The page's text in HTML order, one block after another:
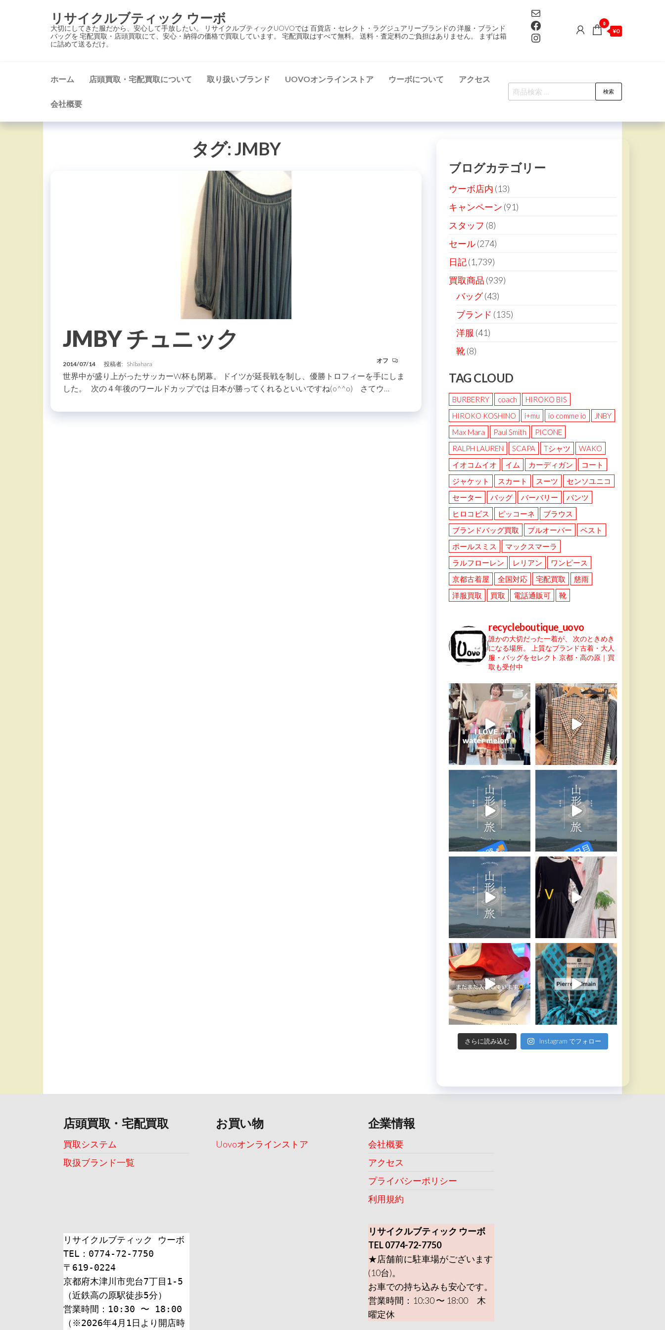
リサイクルブティック ウーボ
大切にしてきた服だから、安心して手放したい。 リサイクルブティックUOVOでは 百貨店・セレクト・ラグジュアリーブランドの 洋服・ブランド
バッグを 宅配買取・店頭買取にて、安心・納得の価格で買取しています。 宅配買取はすべて無料。 送料・査定料のご負担はありません。 まずは箱
に詰めて送るだけ。
Mail
Facebook
Instagram
0
¥0
ホーム 店頭買取・宅配買取について 取り扱いブランド UOVOオンラインストア ウーボについて アクセス
会社概要
検
索
検索
タグ:JMBY
JMBY チュニック
2014/07/14 投稿者: Shibahara オフ
世界中が盛り上がったサッカーW杯も閉幕。 ドイツが延長戦を制し、優勝トロフィーを手にしま
した。 次の４年後のワールドカップでは 日本が勝ってくれるといいですね(o^^o) さてウ…
ブログカテゴリー
ウーボ店内 (13)
キャンペーン (91)
スタッフ (8)
セール(274)
日記(1,739)
買取商品 (939)
バッグ(43)
ブランド (135)
洋服 (41)
靴(8)
TAG CLOUD
BURBERRY coach
HIROKO BIS
HIROKO KOSHINO
i+mu io comme io
JNBY
Max Mara
Paul Smith
PICONE
RALPH LAUREN
SCAPA Tシャツ
WAKO
イオコムイオ
イム カーディガン
コート
ジャケット
スカート スーツ
センソユニコ
セーター
バッグ バーバリー
パンツ
ヒロコビス
ピッコーネ
ブラウス
ブランドバッグ買取
プルオーバー
ベスト
ポールスミス
マックスマーラ
ラルフローレン
レリアン
ワンピース
京都古着屋
全国対応 宅配買取
慈雨
洋服買取
買取 電話通販可 靴
recycleboutique_uovo
誰かの大切だった一着が、
次のときめき
になる場所。
上質なブランド古着・大人
服・バッグをセレクト 京都・高の原｜買
取も受付中
さらに読み込む Instagram でフォロー
店頭買取・宅配買取
買取システム
取扱ブランド一覧
お買い物
Uovoオンラインストア
企業情報
会社概要
アクセス
プライバシーポリシー
利用規約
リサイクルブティック ウーボ
TEL：0774-72-7750
〒619-0224
京都府木津川市兜台7丁目1-5
（近鉄高の原駅徒歩5分）
営業時間：10:30 〜 18:00
（※2026年4月1日より開店時
リサイクルブティック ウーボ
TEL 0774-72-7750
★店舗前に駐車場がございます
(10台)。
お車での持ち込みも安心です。
営業時間：10:30 〜 18:00 木
曜定休